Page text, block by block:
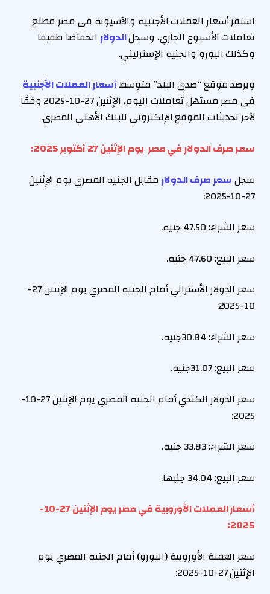
استقرأسعار العملات الأجنبية والآسيوية في مصر مطلع
تعاملات الأسبوع الجاري، وسجلالدولار انخفاضا طفيفا
وكذلك اليورو والجنيه الإسترليني.
ويرصد موقع “صدى البلد” متوسطأسعار العملات الأجنبية
في مصر مستهل تعاملات اليوم، الإثنين 27-10-2025 وفقًا
لآخر تحديثات الموقع الإلكتروني للبنك الأهلي المصري.
سعر صرف الدولار في مصر يوم الإثنين 27 أكتوبر 2025:
سجلسعر صرف الدولار مقابل الجنيه المصري يوم الإثنين
27-10-2025:
سعر الشراء: 47.50جنيه.
سعر البيع: 47.60جنيه.
سعرالدولار الأسترالي
أمام الجنيه المصري يوم الإثنين 27-
10-2025:
سعر الشراء: 30.84جنيه.
سعر البيع: 31.07جنيه.
سعر الدولار الكندي
أمام الجنيه المصري يوم الإثنين 27-10-
2025:
سعر الشراء:33.83جنيه.
سعر البيع: 34.04جنيها.
أسعار العملات الأوروبية في مصر يوم الإثنين 27-10-
2025:
سعر العملة الأوروبية(اليورو)أمام الجنيه المصرييوم
الإثنين 27-10-2025: